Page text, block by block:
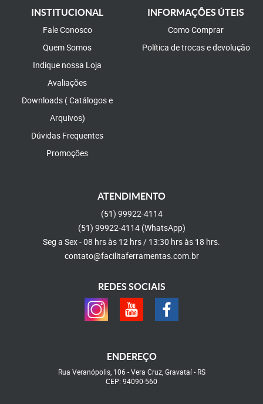
INSTITUCIONAL
Fale Conosco
Quem Somos
Indique nossa Loja
Avaliações
Downloads ( Catálogos e
Arquivos)
Dúvidas Frequentes
Promoções
INFORMAÇÕES ÚTEIS
Como Comprar
Política de trocas e devolução
ATENDIMENTO
(51) 99922-4114
(51) 99922-4114 (WhatsApp)
Seg a Sex - 08 hrs às 12 hrs / 13:30 hrs às 18 hrs.
contato@facilitaferramentas.com.br
REDES SOCIAIS
ENDEREÇO
Rua Veranópolis, 106 -Vera Cruz, Gravataí- RS
CEP: 94090-560